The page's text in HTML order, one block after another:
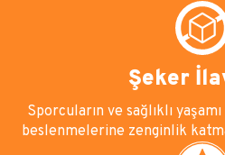
Şeker
Sporcuların ve sağlıklı
beslenmelerine zenginlik